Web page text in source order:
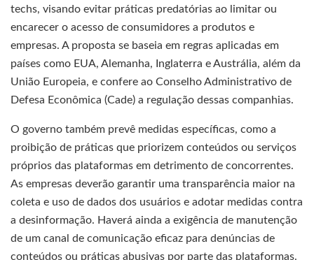
techs, visando evitar práticas predatórias ao limitar ou
encarecer o acesso de consumidores a produtos e
empresas. A proposta se baseia em regras aplicadas em
países como EUA, Alemanha, Inglaterra e Austrália, além da
União Europeia, e confere ao Conselho Administrativo de
Defesa Econômica (Cade) a regulação dessas companhias.
O governo também prevê medidas específicas, como a
proibição de práticas que priorizem conteúdos ou serviços
próprios das plataformas em detrimento de concorrentes.
As empresas deverão garantir uma transparência maior na
coleta e uso de dados dos usuários e adotar medidas contra
a desinformação. Haverá ainda a exigência de manutenção
de um canal de comunicação eficaz para denúncias de
conteúdos ou práticas abusivas por parte das plataformas.